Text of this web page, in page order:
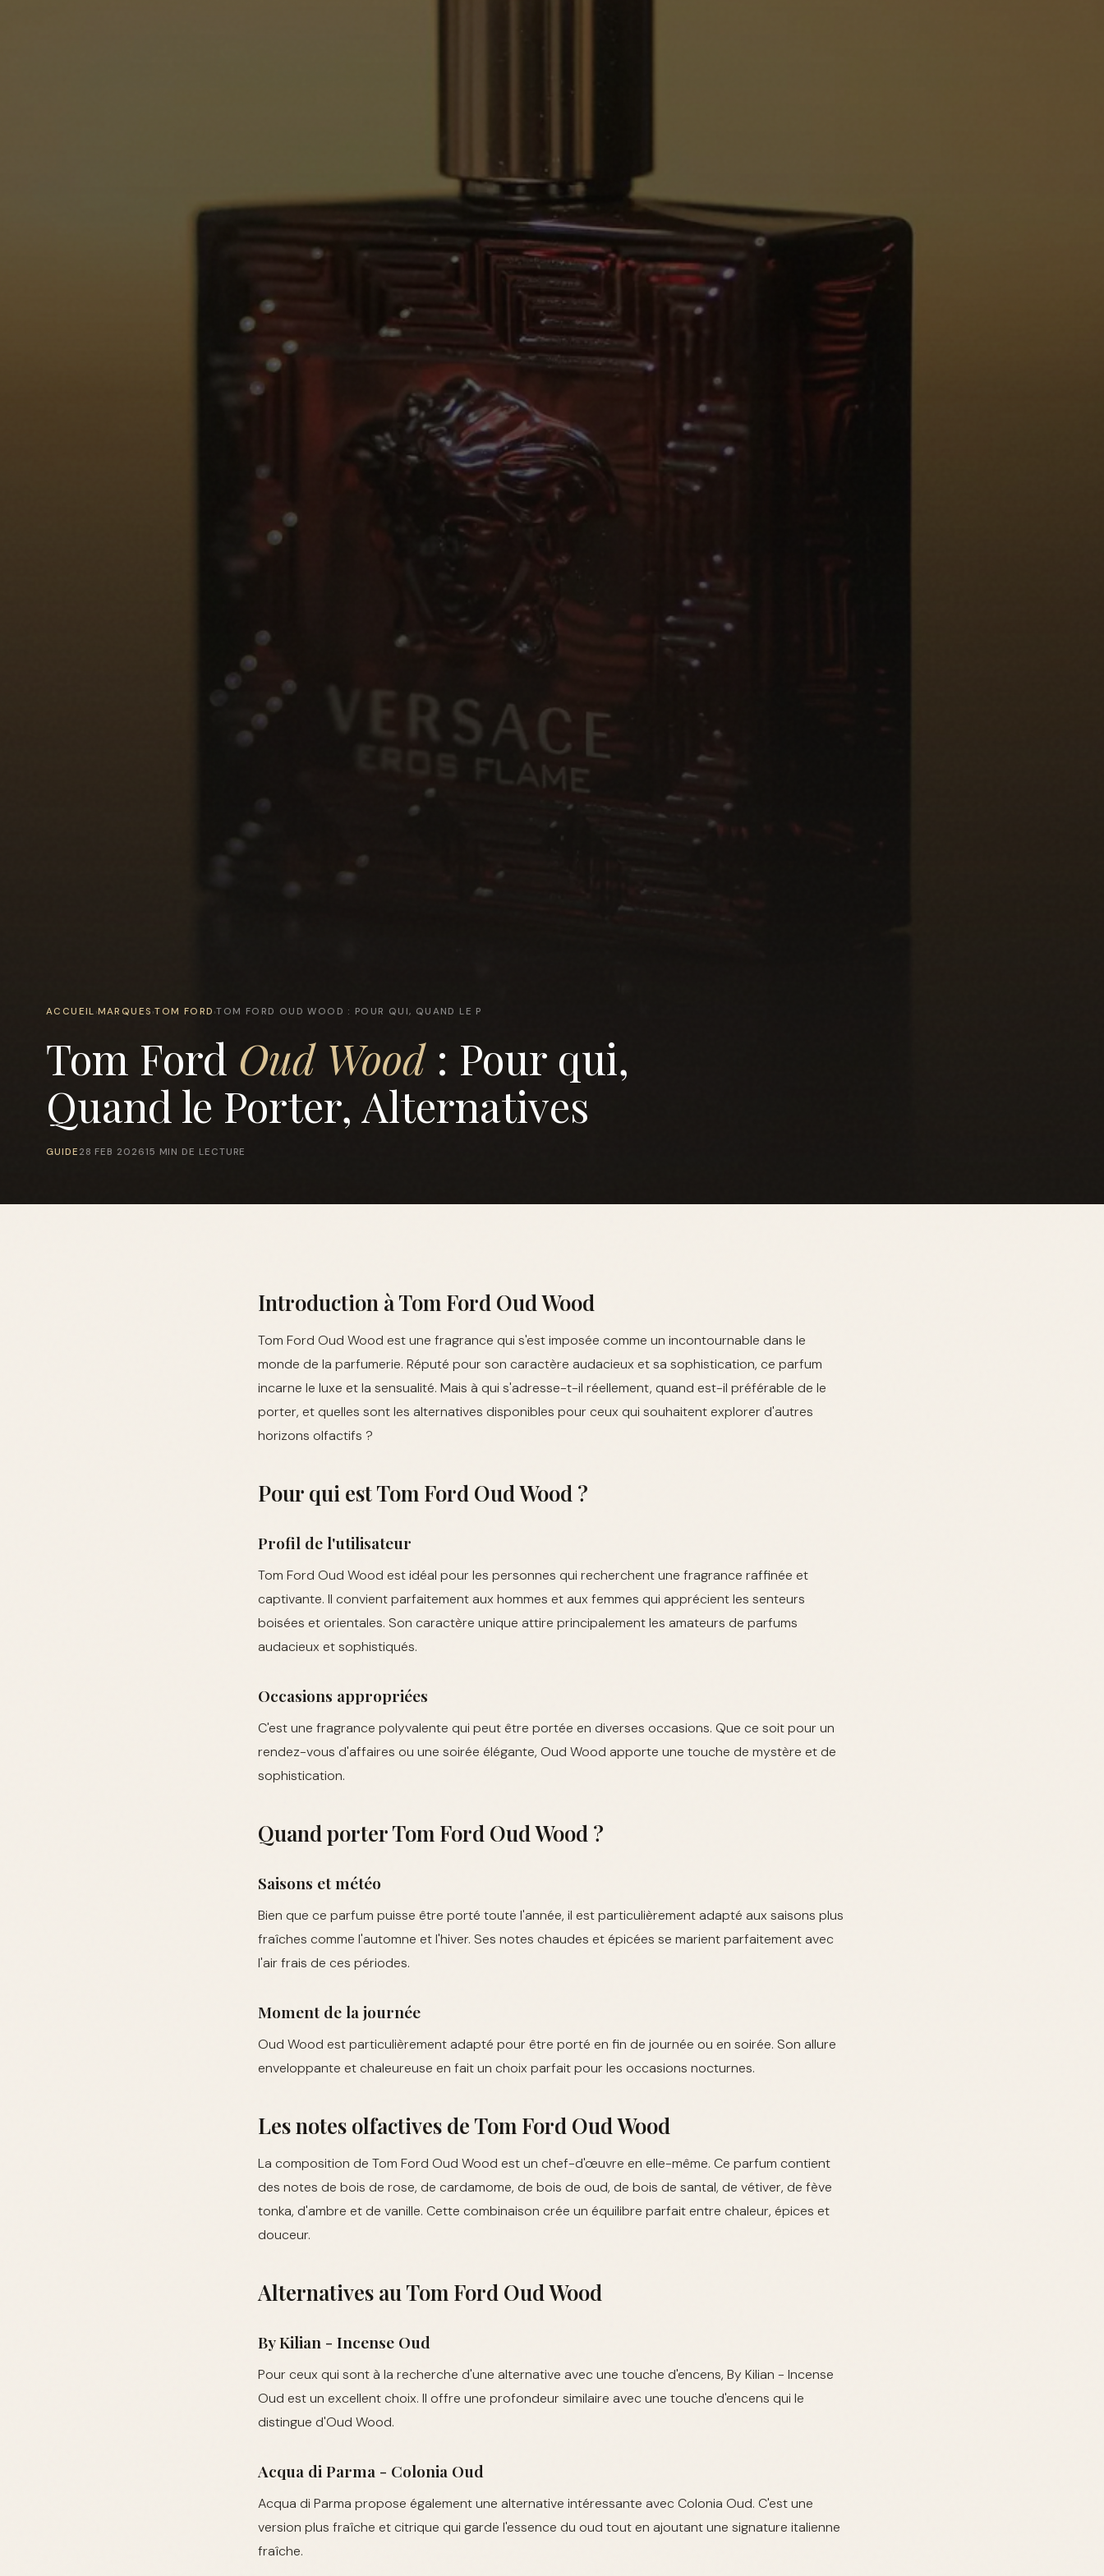
ACCUEIL ›MARQUES ›TOM FORD ›TOM FORD OUD WOOD : POUR QUI, QUAND LE P
Tom Ford Oud Wood: Pour qui,
Quand le Porter, Alternatives
GUIDE 28 FEB 202615 MIN DE LECTURE
Introduction à Tom Ford Oud Wood
Tom Ford Oud Wood est une fragrance qui s'est imposée comme un incontournable dans le
monde de la parfumerie. Réputé pour son caractère audacieux et sa sophistication, ce parfum
incarne le luxe et la sensualité. Mais à qui s'adresse-t-il réellement, quand est-il préférable de le
porter, et quelles sont les alternatives disponibles pour ceux qui souhaitent explorer d'autres
horizons olfactifs ?
Pour qui est Tom Ford Oud Wood ?
Profil de l'utilisateur
Tom Ford Oud Wood est idéal pour les personnes qui recherchent une fragrance raffinée et
captivante. Il convient parfaitement aux hommes et aux femmes qui apprécient les senteurs
boisées et orientales. Son caractère unique attire principalement les amateurs de parfums
audacieux et sophistiqués.
Occasions appropriées
C'est une fragrance polyvalente qui peut être portée en diverses occasions. Que ce soit pour un
rendez-vous d'affaires ou une soirée élégante, Oud Wood apporte une touche de mystère et de
sophistication.
Quand porter Tom Ford Oud Wood ?
Saisons et météo
Bien que ce parfum puisse être porté toute l'année, il est particulièrement adapté aux saisons plus
fraîches comme l'automne et l'hiver. Ses notes chaudes et épicées se marient parfaitement avec
l'air frais de ces périodes.
Moment de la journée
Oud Wood est particulièrement adapté pour être porté en fin de journée ou en soirée. Son allure
enveloppante et chaleureuse en fait un choix parfait pour les occasions nocturnes.
Les notes olfactives de Tom Ford Oud Wood
La composition de Tom Ford Oud Wood est un chef-d'œuvre en elle-même. Ce parfum contient
des notes de bois de rose, de cardamome, de bois de oud, de bois de santal, de vétiver, de fève
tonka, d'ambre et de vanille. Cette combinaison crée un équilibre parfait entre chaleur, épices et
douceur.
Alternatives au Tom Ford Oud Wood
By Kilian - Incense Oud
Pour ceux qui sont à la recherche d'une alternative avec une touche d'encens, By Kilian - Incense
Oud est un excellent choix. Il offre une profondeur similaire avec une touche d'encens qui le
distingue d'Oud Wood.
Acqua di Parma - Colonia Oud
Acqua di Parma propose également une alternative intéressante avec Colonia Oud. C'est une
version plus fraîche et citrique qui garde l'essence du oud tout en ajoutant une signature italienne
fraîche.